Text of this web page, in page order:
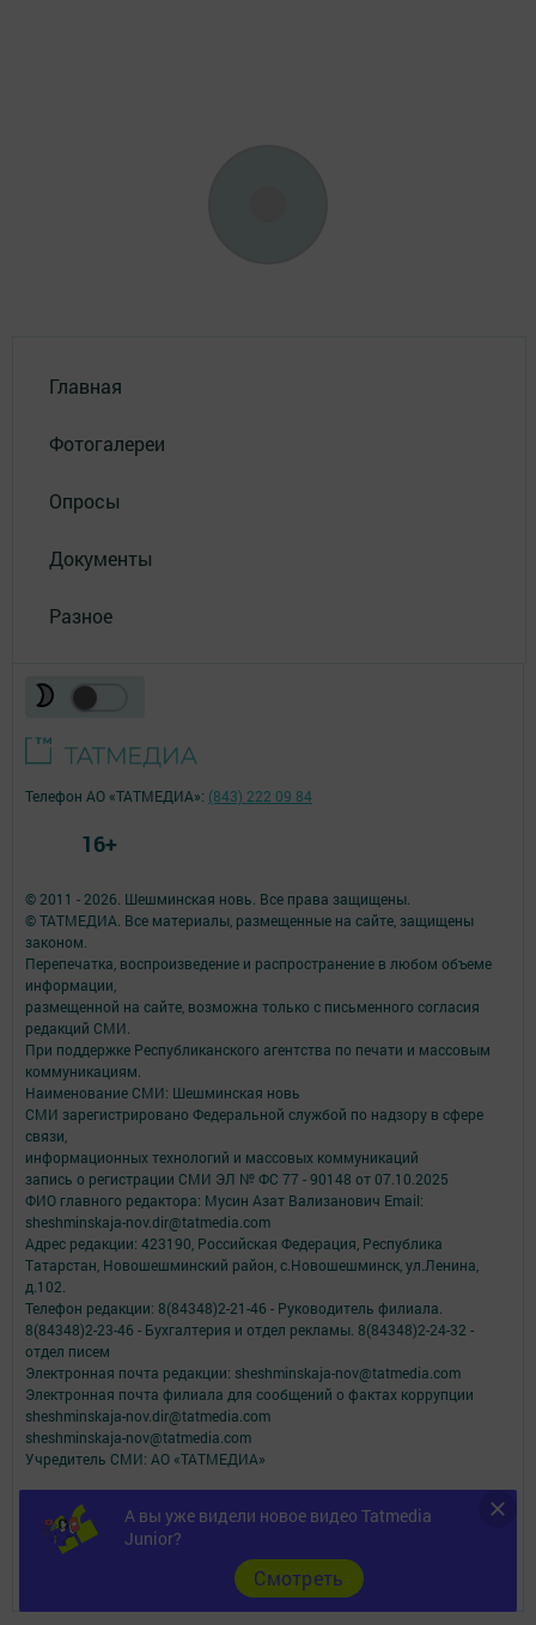
Главная
Фотогалереи
Опросы
Документы
Разное
А вы уже видели новое видео Tatmedia
Junior?
Cмотреть
© 2011 - 2026. Шешминская новь. Все права защищены.
© ТАТМЕДИА. Все материалы, размещенные на сайте, защищены
законом.
Перепечатка, воспроизведение и распространение в любом объеме
информации,
размещенной на сайте, возможна только с письменного согласия
редакций СМИ.
При поддержке Республиканского агентства по печати и массовым
коммуникациям.
Наименование СМИ: Шешминская новь
СМИ зарегистрировано Федеральной службой по надзору в сфере
связи,
информационных технологий и массовых коммуникаций
запись о регистрации СМИ ЭЛ № ФС 77 - 90148 от 07.10.2025
ФИО главного редактора: Мусин Азат Вализанович Email:
sheshminskaja-nov.dir@tatmedia.com
Адрес редакции: 423190, Российская Федерация, Республика
Татарстан, Новошешминский район, с.Новошешминск, ул.Ленина,
д.102.
Телефон редакции: 8(84348)2-21-46 - Руководитель филиала.
8(84348)2-23-46 - Бухгалтерия и отдел рекламы. 8(84348)2-24-32 -
отдел писем
Электронная почта редакции: sheshminskaja-nov@tatmedia.com
Электронная почта филиала для сообщений о фактах коррупции
sheshminskaja-nov.dir@tatmedia.com
sheshminskaja-nov@tatmedia.com
Учредитель СМИ: АО «ТАТМЕДИА»
Антикоррупционная политика
АО «ТАТМЕДИА» использует «cookie»для персонализации сервисов и
удобства пользователей сайтом.
Использование «cookie» можно отменить в настройках браузера.
Политика конфиденциальности
Телефон АО «ТАТМЕДИА»: (843) 222 09 84
16+